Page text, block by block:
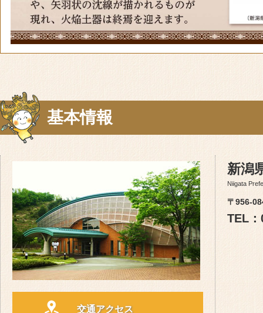
基本情報
交通アクセス
新潟
Niigata
〒956-
TEL